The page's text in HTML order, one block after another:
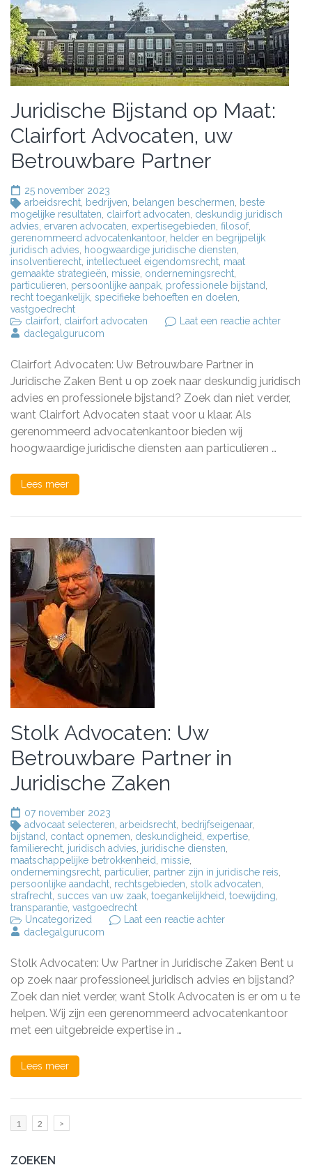
Juridische Bijstand op Maat:
Clairfort Advocaten, uw
Betrouwbare Partner
25 november 2023
arbeidsrecht bedrijven belangen beschermen
beste
mogelijke resultaten clairfort advocaten deskundig juridisch
advies ervaren advocaten expertisegebieden filosof,
gerenommeerd advocatenkantoor, helder en begrijpelijk
juridisch advies
hoogwaardige juridische diensten
insolventierecht intellectueel eigendomsrecht maat
gemaakte strategieën missie ondernemingsrecht
particulieren persoonlijke aanpak professionele bijstand
recht toegankelijk specifieke behoeften en doelen
vastgoedrecht
clairfort clairfort advocaten Laat een reactie achterop
uw
daclegalgurucom
Clairfort Advocaten: Uw Betrouwbare Partner in
Juridische Zaken Bent u op zoek naar deskundig juridisch
advies en professionele bijstand? Zoek dan niet verder,
want Clairfort Advocaten staat voor u klaar. Als
gerenommeerd advocatenkantoor bieden wij
hoogwaardige juridische diensten aan particulieren …
Lees meer
Stolk Advocaten: Uw
Betrouwbare Partner in
Juridische Zaken
07 november 2023
advocaat selecteren arbeidsrecht bedrijfseigenaar,
bijstand
contact opnemen deskundigheid expertise
familierecht juridisch advies juridische diensten
maatschappelijke betrokkenheid
missie
ondernemingsrecht particulier, partner zijn in juridische reis
persoonlijke aandacht rechtsgebieden stolk advocaten
strafrecht succes van uw zaak toegankelijkheid toewijding
transparantie vastgoedrecht
Uncategorized
Laat een reactie achterop
Betrouwbare
Partner
Juridische
Zaken
daclegalgurucom
Stolk Advocaten: Uw Partner in Juridische Zaken Bent u
op zoek naar professioneel juridisch advies en bijstand?
Zoek dan niet verder, want Stolk Advocaten is er om u te
helpen. Wij zijn een gerenommeerd advocatenkantoor
met een uitgebreide expertise in …
Lees meer
Berichten
Pagina
1 Pagina
2 >
ZOEKEN